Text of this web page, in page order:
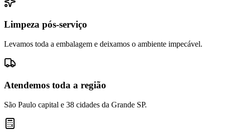
Limpeza pós-serviço
Levamos toda a embalagem e deixamos o ambiente impecável.
Atendemos toda a região
São Paulo capital e 38 cidades da Grande SP.